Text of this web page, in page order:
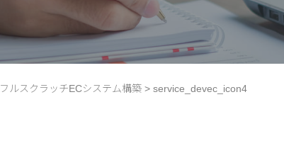
フルスクラッチECシステム構築 > service_devec_icon4